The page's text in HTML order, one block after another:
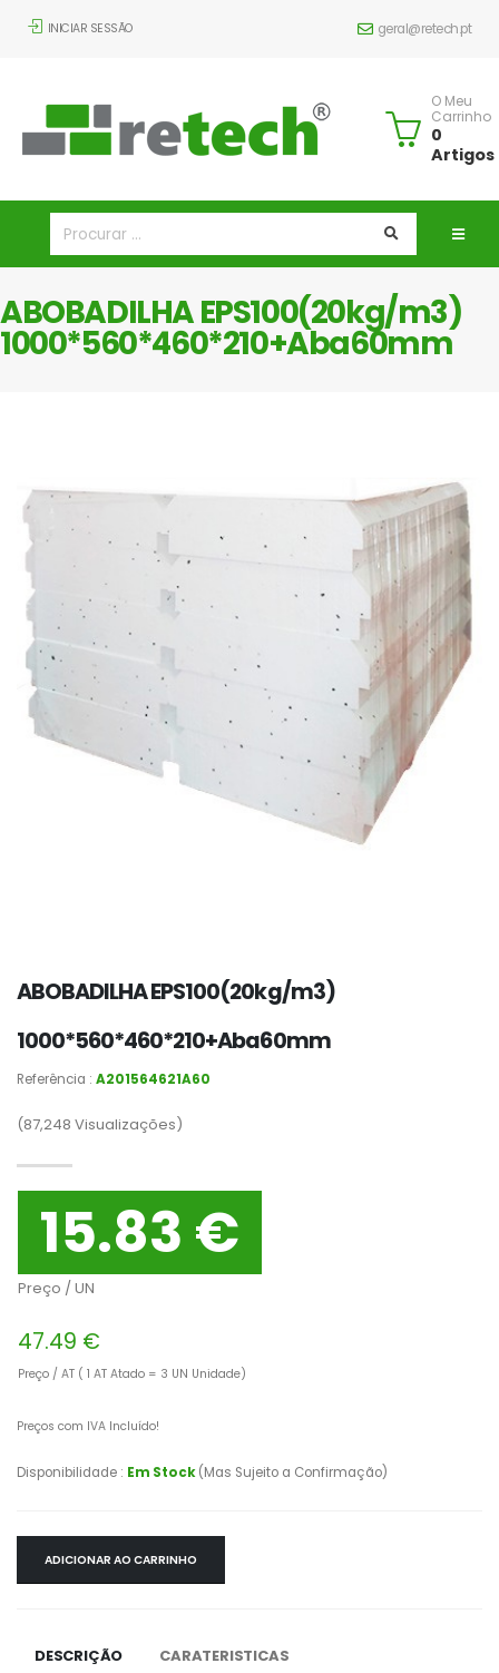
INICIAR SESSÃO geral@retech.pt
O Meu
Carrinho
0
Artigos
ABOBADILHA EPS100(20kg/m3)
1000*560*460*210+Aba60mm
ABOBADILHA EPS100(20kg/m3)
1000*560*460*210+Aba60mm
Referência : A201564621A60
(87,248 Visualizações)
15.83 €
Preço / UN
47.49 €
Preço / AT ( 1 AT Atado = 3 UN Unidade)
Preços com IVA Incluído!
Disponibilidade : Em Stock(Mas Sujeito a Confirmação)
ADICIONAR AO CARRINHO
DESCRIÇÃO CARATERISTICAS